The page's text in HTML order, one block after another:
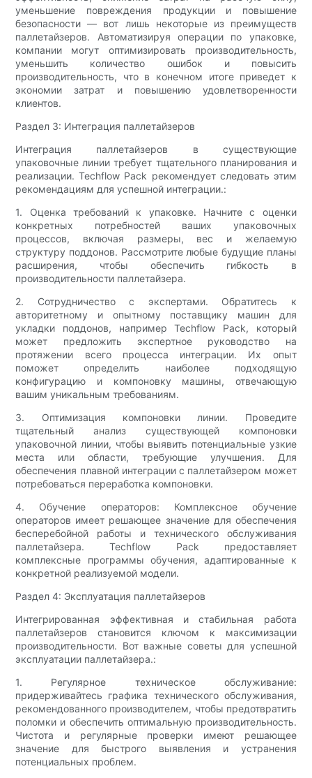
уменьшение повреждения продукции и повышение
безопасности — вот лишь некоторые из преимуществ
паллетайзеров. Автоматизируя операции по упаковке,
компании могут оптимизировать производительность,
уменьшить количество ошибок и повысить
производительность, что в конечном итоге приведет к
экономии затрат и повышению удовлетворенности
клиентов.
Раздел 3: Интеграция паллетайзеров
Интеграция паллетайзеров в существующие
упаковочные линии требует тщательного планирования и
реализации. Techflow Pack рекомендует следовать этим
рекомендациям для успешной интеграции.:
1. Оценка требований к упаковке. Начните с оценки
конкретных потребностей ваших упаковочных
процессов, включая размеры, вес и желаемую
структуру поддонов. Рассмотрите любые будущие планы
расширения, чтобы обеспечить гибкость в
производительности паллетайзера.
2. Сотрудничество с экспертами. Обратитесь к
авторитетному и опытному поставщику машин для
укладки поддонов, например Techflow Pack, который
может предложить экспертное руководство на
протяжении всего процесса интеграции. Их опыт
поможет определить наиболее подходящую
конфигурацию и компоновку машины, отвечающую
вашим уникальным требованиям.
3. Оптимизация компоновки линии. Проведите
тщательный анализ существующей компоновки
упаковочной линии, чтобы выявить потенциальные узкие
места или области, требующие улучшения. Для
обеспечения плавной интеграции с паллетайзером может
потребоваться переработка компоновки.
4. Обучение операторов: Комплексное обучение
операторов имеет решающее значение для обеспечения
бесперебойной работы и технического обслуживания
паллетайзера. Techflow Pack предоставляет
комплексные программы обучения, адаптированные к
конкретной реализуемой модели.
Раздел 4: Эксплуатация паллетайзеров
Интегрированная эффективная и стабильная работа
паллетайзеров становится ключом к максимизации
производительности. Вот важные советы для успешной
эксплуатации паллетайзера.:
1. Регулярное техническое обслуживание:
придерживайтесь графика технического обслуживания,
рекомендованного производителем, чтобы предотвратить
поломки и обеспечить оптимальную производительность.
Чистота и регулярные проверки имеют решающее
значение для быстрого выявления и устранения
потенциальных проблем.